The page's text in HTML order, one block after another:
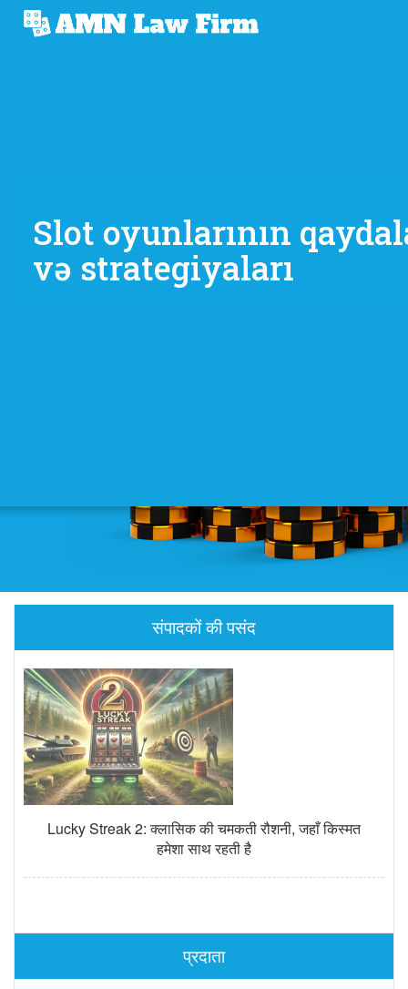
Slot oyunlarının
və strategiyaları
संपादकों की पसंद
Lucky Streak 2: क्लासिक की चमकती रौशनी, जहाँ किस्मत
हमेशा साथ रहती है
प्रदाता